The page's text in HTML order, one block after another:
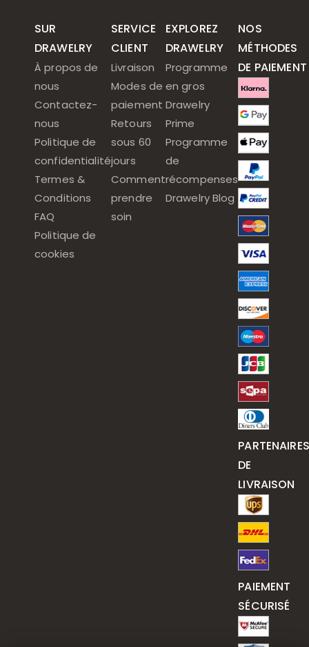
SUR
DRAWELRY
À propos de
nous
Contactez-
nous
Politique de
confidentialité
Termes &
Conditions
FAQ
Politique de
cookies
SERVICE
CLIENT
Livraison
Modes de
paiement
Retours
sous 60
jours
Comment
prendre
soin
EXPLOREZ
DRAWELRY
Programme
en gros
Drawelry
Prime
Programme
de
récompenses
Drawelry Blog
NOS
MÉTHODES
DE PAIEMENT
PARTENAIRES
DE
LIVRAISON
PAIEMENT
SÉCURISÉ